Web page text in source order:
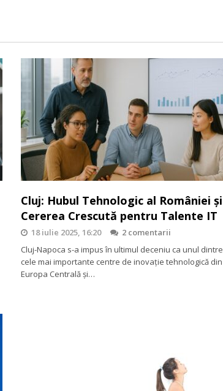
Cluj: Hubul Tehnologic al României și
Cererea Crescută pentru Talente IT
18 iulie 2025, 16:20
2 comentarii
Cluj-Napoca s-a impus în ultimul deceniu ca unul dintre
cele mai importante centre de inovație tehnologică din
Europa Centrală și…